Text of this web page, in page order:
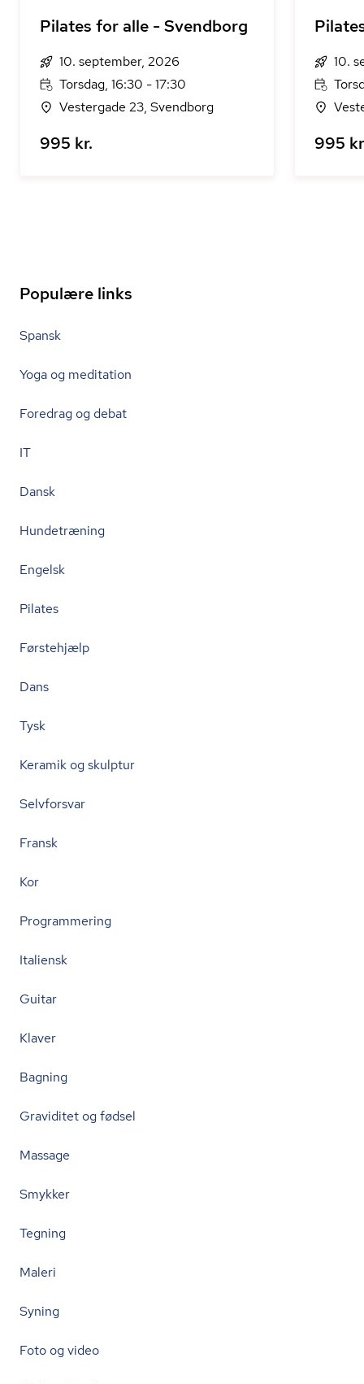
Pilates for alle - Svendborg
10. september, 2026
Torsdag, 16:30 - 17:30
Vestergade 23, Svendborg
995 kr.
10.
995
Populære links
Spansk
Yoga og meditation
Foredrag og debat
IT
Dansk
Hundetræning
Engelsk
Pilates
Førstehjælp
Dans
Tysk
Keramik og skulptur
Selvforsvar
Fransk
Kor
Programmering
Italiensk
Guitar
Klaver
Bagning
Graviditet og fødsel
Massage
Smykker
Tegning
Maleri
Syning
Foto og video